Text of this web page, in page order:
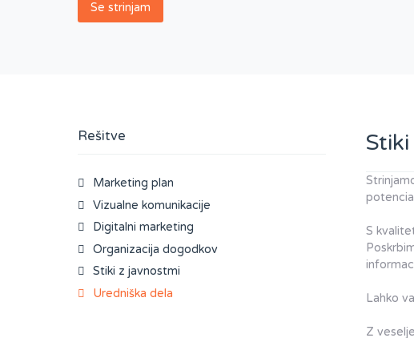
Se strinjam
Rešitve
Marketing plan
Vizualne komunikacije
Digitalni marketing
Organizacija dogodkov
Stiki z javnostmi
Uredniška dela
S
Lahko
Z